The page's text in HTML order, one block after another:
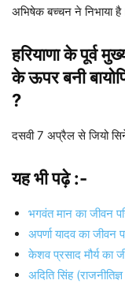
अभिषेक बच्चन ने निभाया
हरियाणा के पूर्व
के ऊपर बनी
?
दसवी 7 अप्रैल से जियो
यह भी पढ़े :-
भगवंत मान का जीवन
अपर्णा यादव का जीवन
केशव प्रसाद मौर्य का
अदिति सिंह